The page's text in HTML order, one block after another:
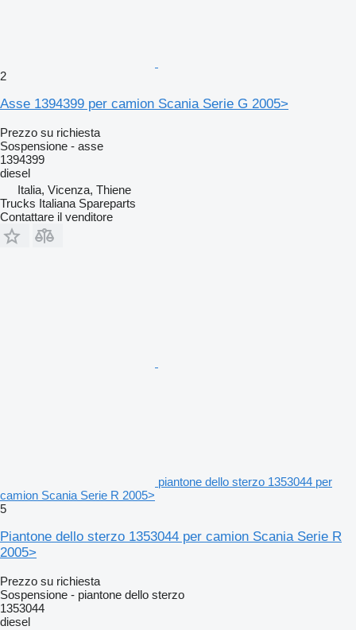
2
Asse 1394399 per camion Scania Serie G 2005>
Prezzo su richiesta
Sospensione - asse
1394399
diesel
Italia, Vicenza, Thiene
Trucks Italiana Spareparts
Contattare il venditore
piantone dello sterzo 1353044 per
camion Scania Serie R 2005>
5
Piantone dello sterzo 1353044 per camion Scania Serie R
2005>
Prezzo su richiesta
Sospensione - piantone dello sterzo
1353044
diesel